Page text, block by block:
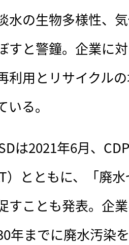
水の生物多様性、
すと警鐘。企業に
利用とリサイクル
る。
は2021年6月、
）とともに、「廃
すことも発表。企
年までに廃水汚染